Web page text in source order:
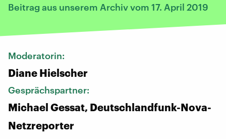
Beitrag aus unserem Archiv vom 17. April 2019
Moderatorin:
Diane Hielscher
Gesprächspartner:
Michael Gessat, Deutschlandfunk-Nova-
Netzreporter